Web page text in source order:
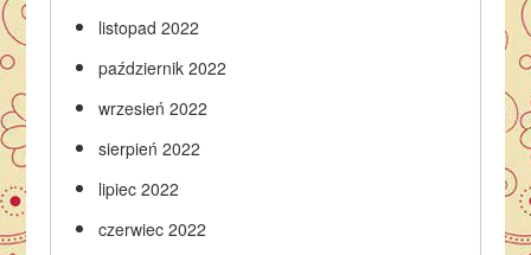
listopad 2022
październik 2022
wrzesień 2022
sierpień 2022
lipiec 2022
czerwiec 2022